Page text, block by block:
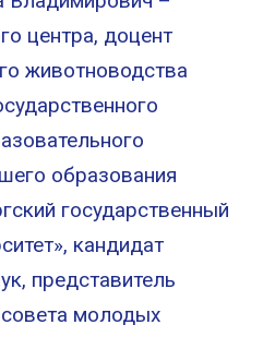
центра, доцент
животноводства
образования
государственный
кандидат
представитель
молодых